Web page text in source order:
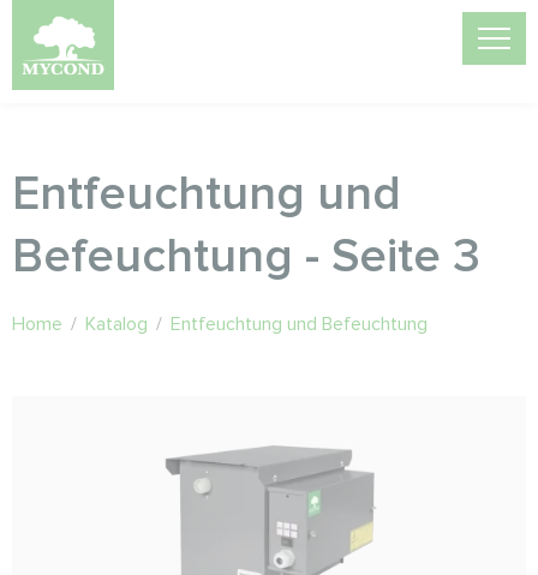
Entfeuchtung und
Befeuchtung - Seite 3
Home / Katalog / Entfeuchtung und Befeuchtung